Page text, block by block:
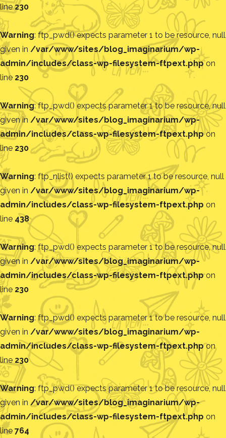
line230
Warning: ftp_pwd() expects parameter 1 to be resource, null
given in /var/www/sites/blog_imaginarium/wp-
admin/includes/class-wp-filesystem-ftpext.phpon
line 230
Warning: ftp_pwd() expects parameter 1 to be resource, null
given in /var/www/sites/blog_imaginarium/wp-
admin/includes/class-wp-filesystem-ftpext.phpon
line 230
Warning: ftp_nlist() expects parameter 1 to be resource, null
given in /var/www/sites/blog_imaginarium/wp-
admin/includes/class-wp-filesystem-ftpext.php on
line 438
Warning: ftp_pwd() expects parameter 1 to be resource, null
given in /var/www/sites/blog_imaginarium/wp-
admin/includes/class-wp-filesystem-ftpext.phpon
line 230
Warning: ftp_pwd() expects parameter 1 to be resource, null
given in /var/www/sites/blog_imaginarium/wp-
admin/includes/class-wp-filesystem-ftpext.phpon
line 230
Warning: ftp_pwd() expects parameter 1 to be resource, null
given in /var/www/sites/blog_imaginarium/wp-
admin/includes/class-wp-filesystem-ftpext.php on
line 764